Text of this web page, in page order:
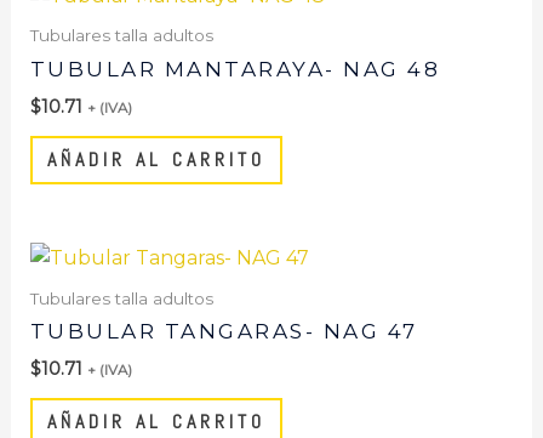
Tubulares talla adultos
TUBULAR MANTARAYA- NAG 48
$10.71 + (IVA)
AÑADIR AL CARRITO
Tubulares talla adultos
TUBULAR TANGARAS- NAG 47
$10.71 + (IVA)
AÑADIR AL CARRITO